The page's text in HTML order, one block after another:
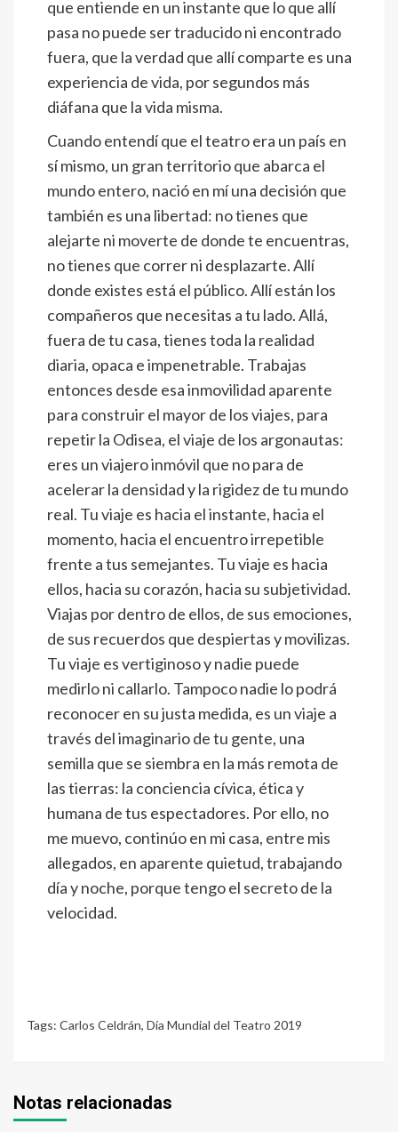
que entiende en un instante que lo que allí
pasa no puede ser traducido ni encontrado
fuera, que la verdad que allí comparte es una
experiencia de vida, por segundos más
diáfana que la vida misma.
Cuando entendí que el teatro era un país en
sí mismo, un gran territorio que abarca el
mundo entero, nació en mí una decisión que
también es una libertad: no tienes que
alejarte ni moverte de donde te encuentras,
no tienes que correr ni desplazarte. Allí
donde existes está el público. Allí están los
compañeros que necesitas a tu lado. Allá,
fuera de tu casa, tienes toda la realidad
diaria, opaca e impenetrable. Trabajas
entonces desde esa inmovilidad aparente
para construir el mayor de los viajes, para
repetir la Odisea, el viaje de los argonautas:
eres un viajero inmóvil que no para de
acelerar la densidad y la rigidez de tu mundo
real. Tu viaje es hacia el instante, hacia el
momento, hacia el encuentro irrepetible
frente a tus semejantes. Tu viaje es hacia
ellos, hacia su corazón, hacia su subjetividad.
Viajas por dentro de ellos, de sus emociones,
de sus recuerdos que despiertas y movilizas.
Tu viaje es vertiginoso y nadie puede
medirlo ni callarlo. Tampoco nadie lo podrá
reconocer en su justa medida, es un viaje a
través del imaginario de tu gente, una
semilla que se siembra en la más remota de
las tierras: la conciencia cívica, ética y
humana de tus espectadores. Por ello, no
me muevo, continúo en mi casa, entre mis
allegados, en aparente quietud, trabajando
día y noche, porque tengo el secreto de la
velocidad.
Tags: Carlos Celdrán, Día Mundial del Teatro 2019
Notas relacionadas